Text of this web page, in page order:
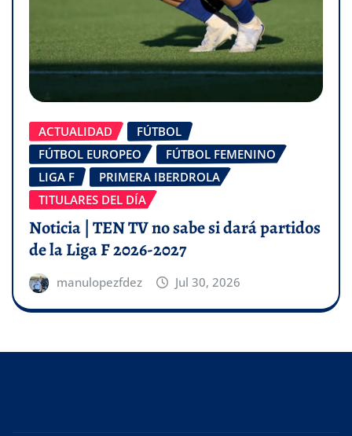
ACTUALIDAD
FÚTBOL
FÚTBOL EUROPEO
FÚTBOL FEMENINO
LIGA F
PRIMERA IBERDROLA
TITULARES DEL DÍA
Noticia | TEN TV no sabe si dará partidos
de la Liga F 2026-2027
manulopezfdez Jul 30, 2026